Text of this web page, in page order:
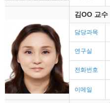
김OO 교수
담당과목
연구실
전화번호
이메일